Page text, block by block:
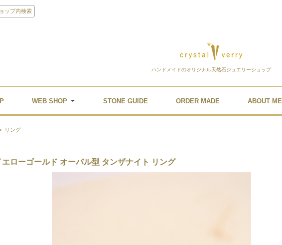
ップ内検索
ハンドメイドのオリジナル天然石ジュエリーショップ
WEB SHOP STONE GUIDE ORDER MADE ABOUT ME
リング
エローゴールド オーバル型 タンザナイト リング